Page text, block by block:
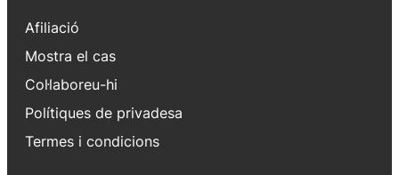
Afiliació
Mostra el cas
Col·laboreu-hi
Polítiques de privadesa
Termes i condicions